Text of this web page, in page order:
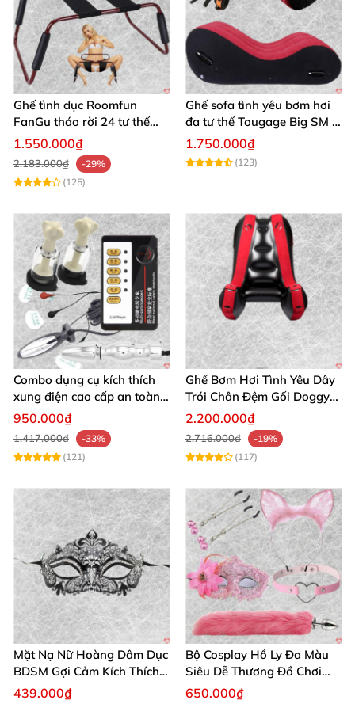
tình dục đầy đam mê! Đừng chần chừ, mua hàng
ngay để tận hưởng khoảnh khắc tuyệt vời bên người
thương. 🔥 </pre>
Ghế tình dục Roomfun
FanGu tháo rời 24 tư thế
đắm say, hỗ trợ tối ưu
1.550.000₫
2.183.000₫
-29%
(125)
Ghế sofa tình yêu bơm hơi
đa tư thế Tougage Big SM -
Cuộc yêu thăng hoa, nhanh
chóng mua
1.750.000₫
(123)
Combo dụng cụ kích thích
xung điện cao cấp an toàn
cho người lớn
950.000₫
1.417.000₫
-33%
(121)
Ghế Bơm Hơi Tình Yêu Dây
Trói Chân Đệm Gối Doggy
Nằm Sấp Kích Thích
2.200.000₫
2.716.000₫
-19%
(117)
Mặt Nạ Nữ Hoàng Dâm Dục
BDSM Gợi Cảm Kích Thích
Đam Mê Cuộc Yêu
439.000₫
Bộ Cosplay Hồ Ly Đa Màu
Siêu Dễ Thương Đồ Chơi
BDSM Hot
650.000₫